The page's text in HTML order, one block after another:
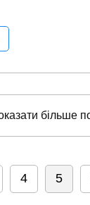
більше
4 5